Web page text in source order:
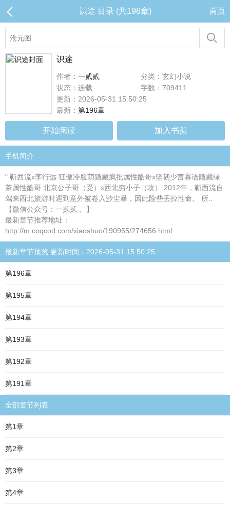
识途 目录 (共196章) 首页
识途
作者： 一贰贰
分类：玄幻小说
状态：连载
字数：709411
更新：2026-05-31 15:50:25
最新： 第196章
开始阅读 加入书架
手机简介
" 靳西流x李行远 狂傲冷脸萌隐藏疯批属性酷哥x坚韧少言寡语隐藏绿
茶属性酷哥 北京公子哥（受）x西北穷小子（攻） 2012年，靳西流自
驾来西北旅游时遇到意外被卷入沙尘暴，因此险些丢掉性命。 所..
【微信公众号：一贰贰 。】
最新章节推荐地址：
http://m.coqcod.com/xiaoshuo/190955/274656.html
最新章节预览 更新时间：2026-05-31 15:50:25
第196章
第195章
第194章
第193章
第192章
第191章
全部章节列表
第1章
第2章
第3章
第4章